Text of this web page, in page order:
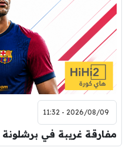
2026/08/09 - 11:32
مفارقة غريبة في